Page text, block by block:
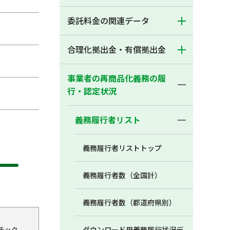
委託料金の関連データ
合理化拠出金・有償拠出金
事業者の再商品化義務の履
行・認定状況
義務履行者リスト
義務履行者リストトップ
義務履行者数（全国計）
義務履行者数（都道府県別）